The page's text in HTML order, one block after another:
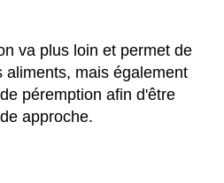
va plus loin et permet de
aliments, mais également
péremption afin d'être
approche.